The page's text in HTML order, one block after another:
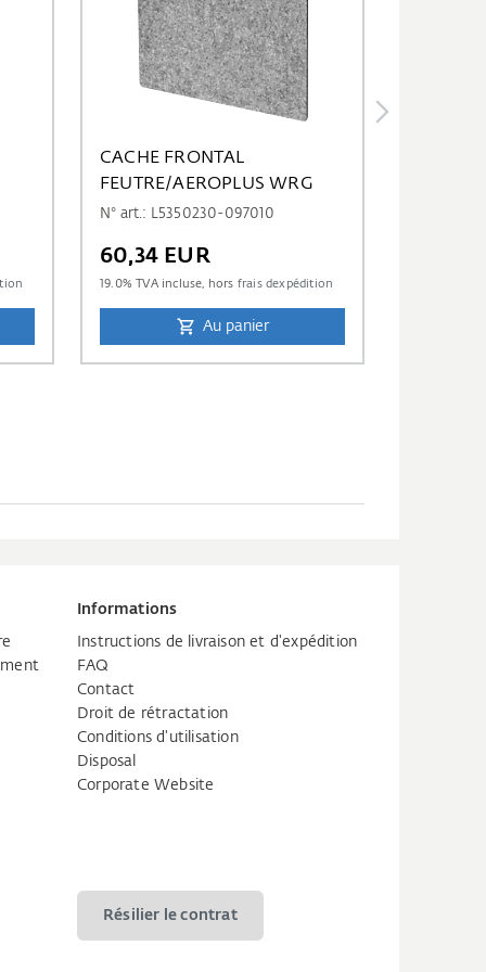
CACHE FRONTAL
FEUTRE/AEROPLUS WRG
N° art.: L5350230-097010
60,34 EUR
19.0% TVA incluse, hors frais dexpédition
Au panier
Informations
Instructions de livraison et d'expédition
FAQ
Contact
Droit de rétractation
Conditions d'utilisation
Disposal
Corporate Website
Résilier le contrat